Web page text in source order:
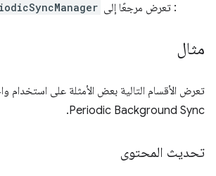
: تعرض مرجعًا إلى
مثال
تعرض الأقسام التالية بعض الأمثلة على استخدام
Periodic Background Sync.
تحديث المحتوى